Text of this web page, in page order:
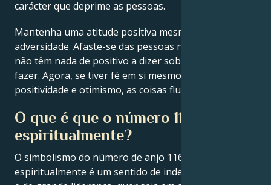
carácter que deprime as pessoas.
Mantenha uma atitude positiva mesmo perante a
adversidade. Afaste-se das pessoas negativas que
não têm nada de positivo a dizer sobre o que está a
fazer. Agora, se tiver fé em si mesmo e em toda essa
positividade e otimismo, as coisas fluirão na sua vida.
O que é que o número 116 significa
espiritualmente?
O simbolismo do número de anjo 116
espiritualmente é um sentido de independência inata